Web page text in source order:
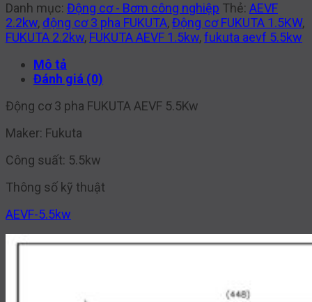
Danh mục: Động cơ - Bơm công nghiệp Thẻ: AEVF
2.2kw,động cơ 3 pha FUKUTA,Động cơ FUKUTA 1.5KW,
FUKUTA 2.2kw, FUKUTA AEVF 1.5kw,fukuta aevf 5.5kw
Mô tả
Đánh giá (0)
Động cơ 3 pha FUKUTA AEVF 5.5Kw
Maker: Fukuta
Công suất: 5.5kw
Thông số kỹ thuật
AEVF-5.5kw